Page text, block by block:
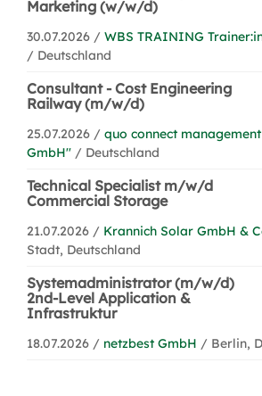
Marketing (w/w/d)
30.07.2026 / WBS TRAINING
/ Deutschland
Consultant - Cost Engineering
Railway (m/w/d)
25.07.2026 / quo connect
GmbH'' / Deutschland
Technical Specialist m/w/d
Commercial Storage
21.07.2026 / Krannich Solar GmbH &
Stadt, Deutschland
Systemadministrator (m/w/d)
2nd-Level Application &
Infrastruktur
18.07.2026 / netzbest GmbH / Berlin,